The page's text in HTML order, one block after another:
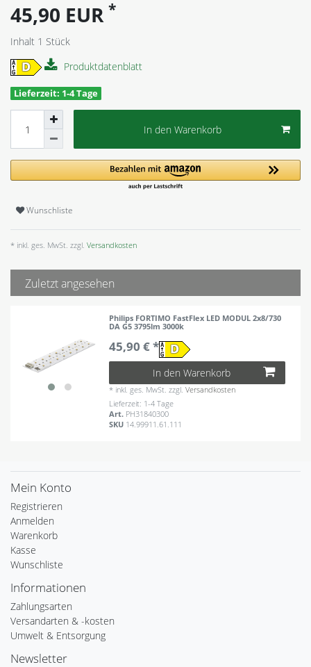
45,90 EUR *
Inhalt 1 Stück
Produktdatenblatt
Lieferzeit: 1-4 Tage
In den Warenkorb
Wunschliste
* inkl. ges. MwSt. zzgl. Versandkosten
Zuletzt angesehen
Philips FORTIMO FastFlex LED MODUL 2x8/730
DA G5 3795lm 3000k
45,90 € *
In den Warenkorb
* inkl. ges. MwSt. zzgl.Versandkosten
Lieferzeit: 1-4 Tage
Art. PH31840300
SKU 14.99911.61.111
Mein Konto
Registrieren
Anmelden
Warenkorb
Kasse
Wunschliste
Informationen
Zahlungsarten
Versandarten & -kosten
Umwelt & Entsorgung
Newsletter